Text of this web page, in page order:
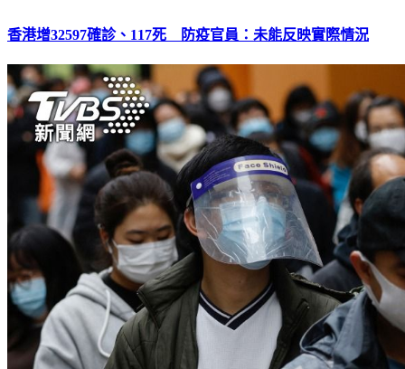
香港增32597確診、117死 防疫官員：未能反映實際情況